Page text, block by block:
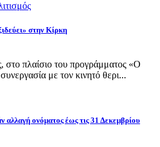
στην Κίρκη
πλαίσιο του προγράμματος «Ο
με τον κινητό θερι...
ονόματος έως τις 31 Δεκεμβρίου